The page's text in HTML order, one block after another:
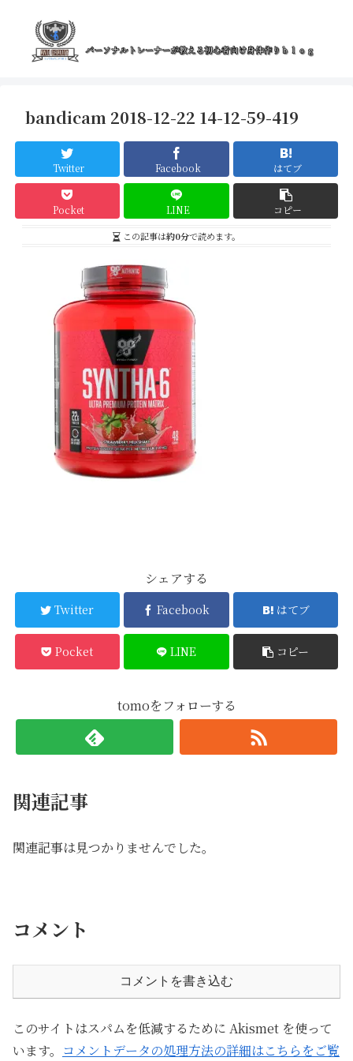
bandicam 2018-12-22 14-12-59-419
Twitter Facebook はてブ
Pocket LINE コピー
この記事は約0分で読めます。
シェアする
Twitter Facebook はてブ
Pocket LINE コピー
tomoをフォローする
関連記事
関連記事は見つかりませんでした。
コメント
コメントを書き込む
このサイトはスパムを低減するために Akismet を使って
います。 コメントデータの処理方法の詳細はこちらをご覧